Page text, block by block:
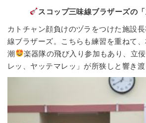
スコップ三味線ブラザーズの「
カトチャン顔負けのヅラをつけた施設
線ブラザーズ。こちらも練習を重ねて
潮
楽器隊の飛び入り参加もあり、立
レッ、ヤッテマレッ」が所狭しと響き渡